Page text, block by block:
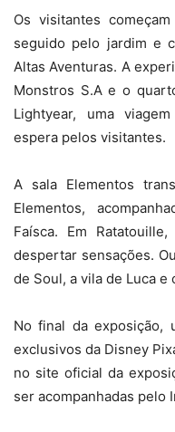
Os visitantes
seguido pelo jardim e
Altas Aventuras. A
Monstros S.A e o
Lightyear, uma
espera pelos visitantes.
A sala Elementos
Elementos,
Faísca. Em
despertar sensações.
de Soul, a vila de Luca e
No final da exposição,
exclusivos da Disney
no site oficial da
ser acompanhadas pelo